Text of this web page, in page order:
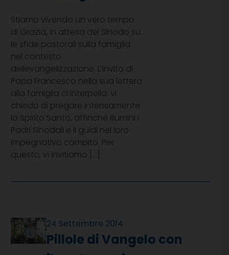
Stiamo vivendo un vero tempo
di Grazia, in attesa del Sinodo su
le sfide pastorali sulla famiglia
nel contesto
dellevangelizzazione. L’invito di
Papa Francesco nella sua lettera
alla famiglia ci interpella: vi
chiedo di pregare intensamente
lo Spirito Santo, affinché illumini i
Padri Sinodali e li guidi nel loro
impegnativo compito. Per
questo, vi invitiamo […]
24 Settembre 2014
Pillole di Vangelo con